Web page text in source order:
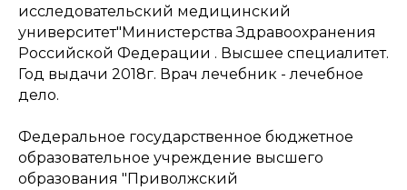
исследовательский медицинский
университет"Министерства Здравоохранения
Российской Федерации . Высшее специалитет.
Год выдачи 2018г. Врач лечебник - лечебное
дело.
Федеральное государственное бюджетное
образовательное учреждение высшего
образования "Приволжский